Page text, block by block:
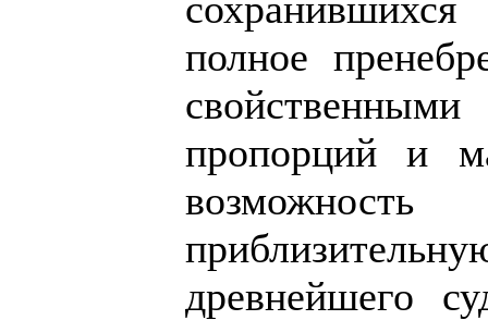
полное
пропорций и
возможность
древнейшего